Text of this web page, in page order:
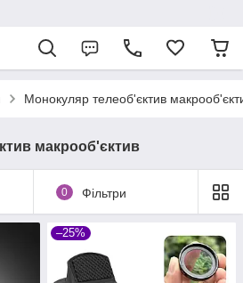
Монокуляр телеоб'єктив
макрооб'єктив
0 Фільтри
–25%